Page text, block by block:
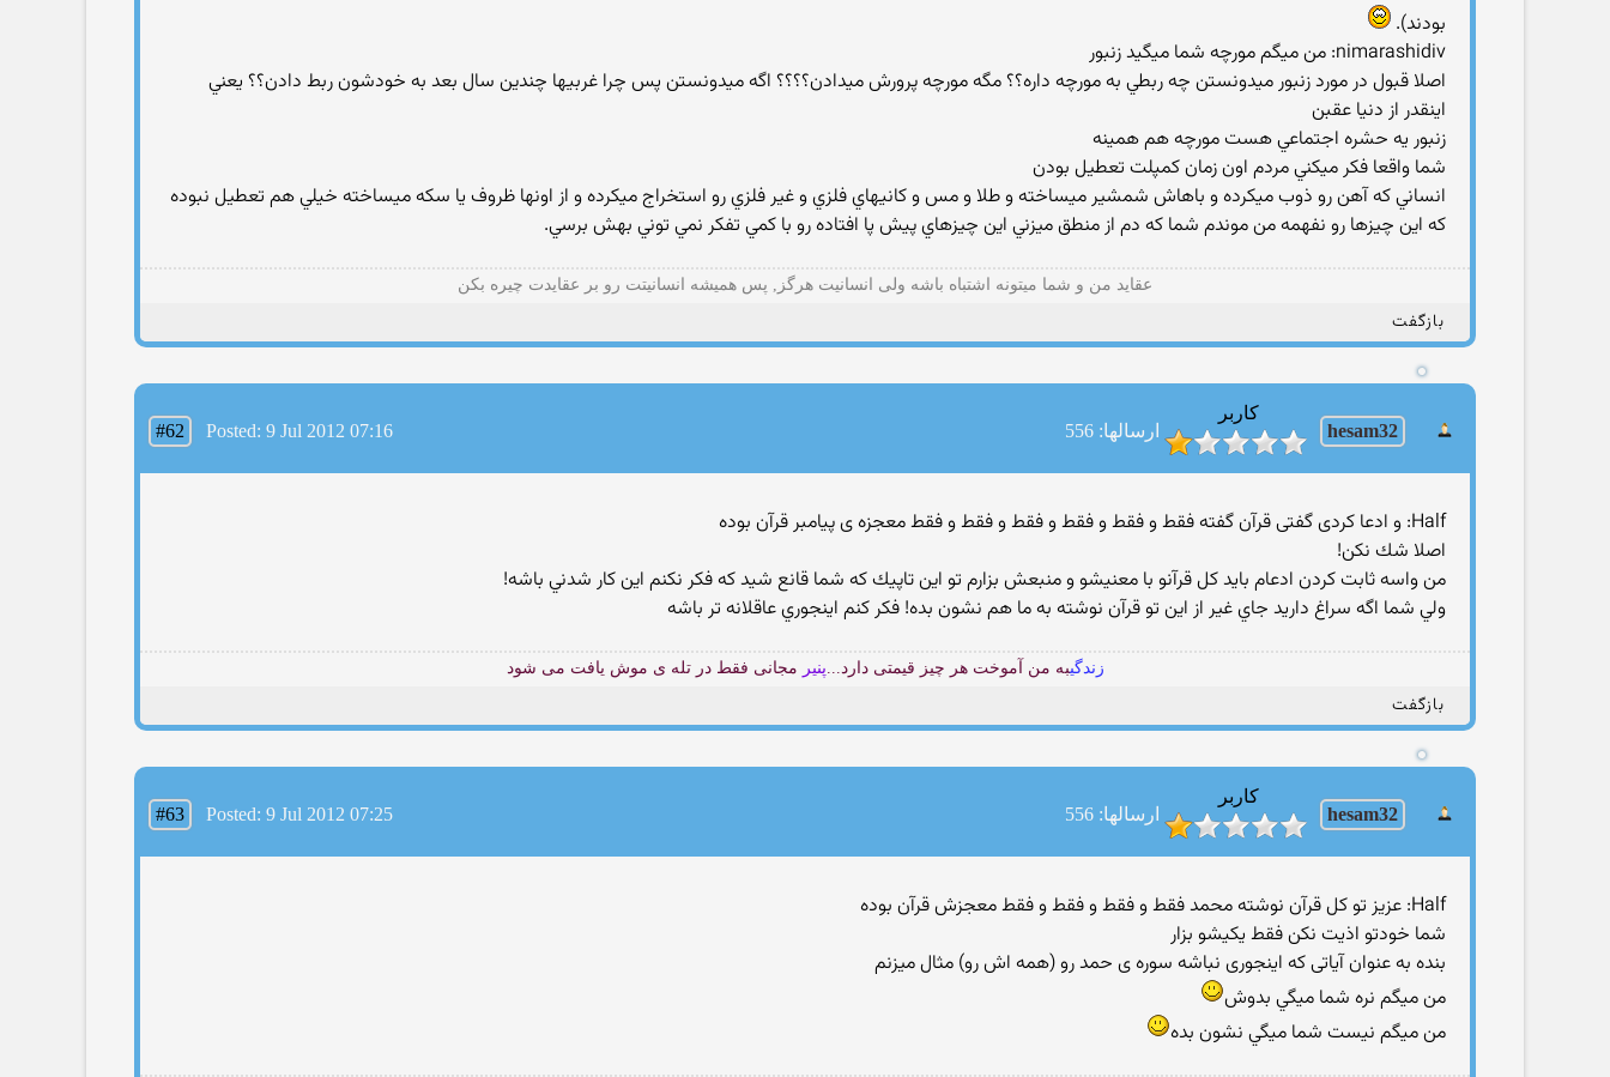
بودند).
nimarashidiv: من ميگم مورچه شما ميگيد زنبور
اصلا قبول در مورد زنبور ميدونستن چه ربطي به مورچه داره؟؟ مگه مورچه پرورش ميدادن؟؟؟؟ اگه ميدونستن پس چرا غربيها چندين سال بعد به خودشون ربط دادن؟؟ يعني
اينقدر از دنيا عقبن
زنبور يه حشره اجتماعي هست مورچه هم همينه
شما واقعا فکر ميکني مردم اون زمان کمپلت تعطيل بودن
انساني که آهن رو ذوب ميکرده و باهاش شمشير ميساخته و طلا و مس و کانيهاي فلزي و غير فلزي رو استخراج ميکرده و از اونها ظروف يا سکه ميساخته خيلي هم تعطيل نبوده
که اين چيزها رو نفهمه من موندم شما که دم از منطق ميزني اين چيزهاي پيش پا افتاده رو با کمي تفکر نمي توني بهش برسي.
عقاید من و شما میتونه اشتباه باشه ولی انسانیت هرگز, پس همیشه انسانیتت رو بر عقایدت چیره بکن
بازگفت
hesam32
کاربر
ارسالها: 556
#62 Posted: 9 Jul 2012 07:16
Half: و ادعا کردی گفتی قرآن گفته فقط و فقط و فقط و فقط و فقط و فقط معجزه ی پیامبر قرآن بوده
اصلا شك نكن!
من واسه ثابت كردن ادعام بايد كل قرآنو با معنيشو و منبعش بزارم تو اين تاپيك كه شما قانع شيد كه فكر نكنم اين كار شدني باشه!
ولي شما اگه سراغ داريد جاي غير از اين تو قرآن نوشته به ما هم نشون بده! فكر كنم اينجوري عاقلانه تر باشه
زندگیبه من آموخت هر چیز قیمتی دارد...پنیر مجانی فقط در تله ی موش یافت می شود
بازگفت
hesam32
کاربر
ارسالها: 556
#63 Posted: 9 Jul 2012 07:25
Half: عزیز تو کل قرآن نوشته محمد فقط و فقط و فقط و فقط معجزش قرآن بوده
شما خودتو اذیت نکن فقط یکیشو بزار
بنده به عنوان آیاتی که اینجوری نباشه سوره ی حمد رو (همه اش رو) مثال میزنم
من ميگم نره شما ميگي بدوش
من ميگم نيست شما ميگي نشون بده